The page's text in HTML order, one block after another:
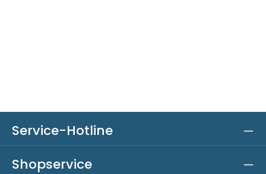
Service-Hotline
Shopservice